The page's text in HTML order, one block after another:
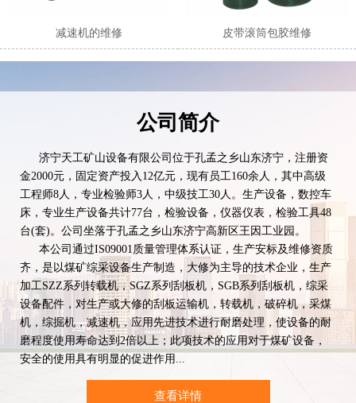
减速机的维修 皮带滚筒包胶维修
公司简介
济宁天工矿山设备有限公司位于孔孟之乡山东济宁，注册资
金2000元，固定资产投入12亿元，现有员工160余人，其中高级
工程师8人，专业检验师3人，中级技工30人。生产设备，数控车
床，专业生产设备共计77台，检验设备，仪器仪表，检验工具48
台(套)。公司坐落于孔孟之乡山东济宁高新区王因工业园。
本公司通过IS09001质量管理体系认证，生产安标及维修资质
齐，是以煤矿综采设备生产制造，大修为主导的技术企业，生产
加工SZZ系列转载机，SGZ系列刮板机，SGB系列刮板机，综采
设备配件，对生产或大修的刮板运输机，转载机，破碎机，采煤
机，综掘机，减速机，应用先进技术进行耐磨处理，使设备的耐
磨程度使用寿命达到2倍以上；此项技术的应用对于煤矿设备，
安全的使用具有明显的促进作用...
查看详情